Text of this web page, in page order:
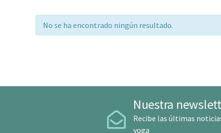
No se ha encontrado ningún resultado.
Nuestra
Recibe las últimas
yoga